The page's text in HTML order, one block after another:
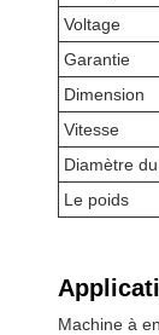
Voltage
Garantie
Dimension
Vitesse
Diamètre
Le poids
Machine à